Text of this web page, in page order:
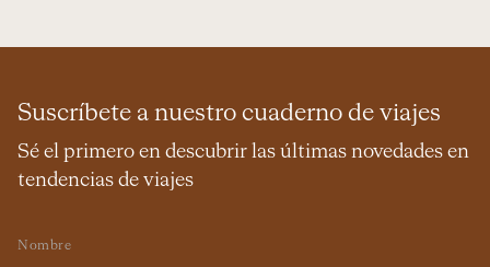
Suscríbete a nuestro cuaderno de viajes
Sé el primero en descubrir las últimas novedades en
tendencias de viajes